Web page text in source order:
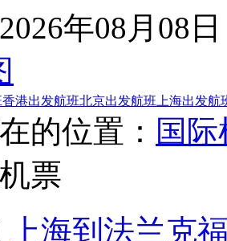
2026年08月08日
香港出发航班北京出发航班 上海出发航
的位置： 国
票
上海到法兰克